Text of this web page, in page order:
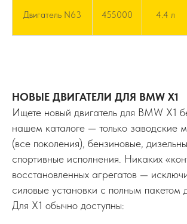
Двигатель N63 455000 4.4 л
НОВЫЕ ДВИГАТЕЛИ ДЛЯ BMW X1
Ищете новый двигатель для BMW X1
нашем каталоге — только заводские
(все поколения), бензиновые,
спортивные исполнения. Никаких
восстановленных агрегатов —
силовые установки с полным пакетом
Для X1 обычно доступны: